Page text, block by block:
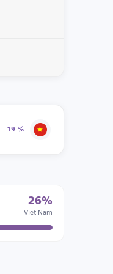
19 %
26%
Viêt Nam